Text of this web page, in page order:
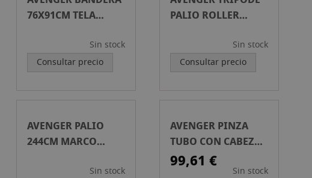
76X91CM TELA
Sin stock
Consultar precio
PALIO ROLLER
Sin stock
Consultar precio
AVENGER PALIO
244CM MARCO
Sin stock
AVENGER PINZA
TUBO CON CABEZA
UNIVERSAL C345
99,61 €
Sin stock